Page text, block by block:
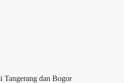
Tangerang dan Bogor